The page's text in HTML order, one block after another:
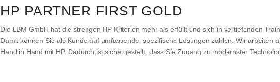
HP PARTNER FIRST GOLD
Die LBM GmbH hat die strengen HP Kriterien mehr als erfüllt und sich in vertiefenden
Damit können Sie als Kunde auf umfassende, spezifische Lösungen zählen. Wir arbeiten
Hand in Hand mit HP. Dadurch ist sichergestellt, dass Sie Zugang zu modernster